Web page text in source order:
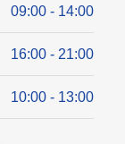
09:00 - 14:00
16:00 - 21:00
10:00 - 13:00